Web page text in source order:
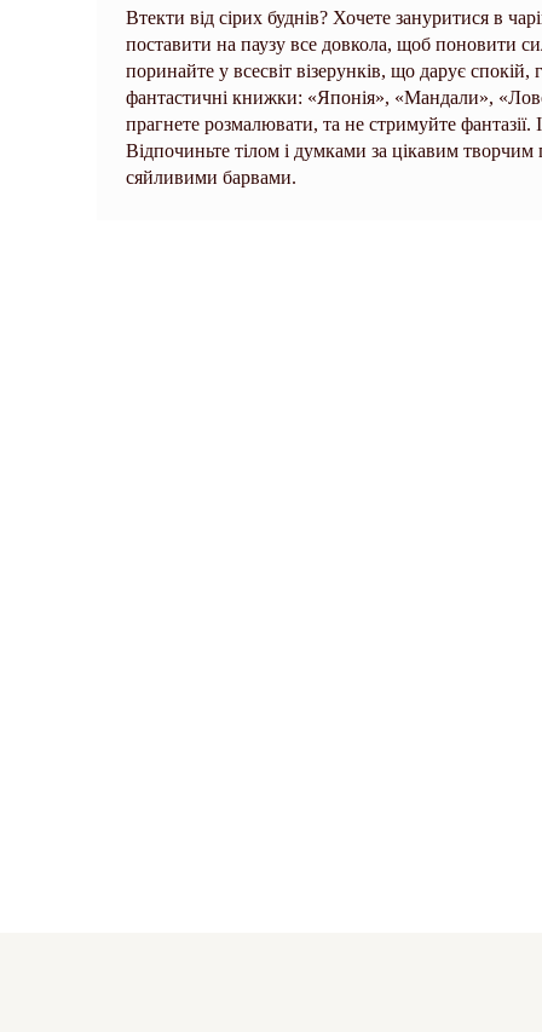
Втекти від сірих буднів? Хочете зануритися в
поставити на паузу все довкола, щоб поновити
поринайте у всесвіт візерунків, що дарує
фантастичні книжки: «Японія», «Мандали»,
прагнете розмалювати, та не стримуйте
Відпочиньте тілом і думками за цікавим
сяйливими барвами.